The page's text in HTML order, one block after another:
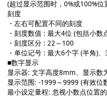
(超过显示范围时，0%或100%
刻度
・左右可配置不同的刻度
・刻度数值 : 最大4位 (包括小数
・刻度区分 : 22～100
・单位记号 : 最大6个字 (半角)
■数字显示
显示器: 文字高度8mm、显示数
显示范围: -1999～9999 (有效位
最小设定量程: 忽视小数点位置的